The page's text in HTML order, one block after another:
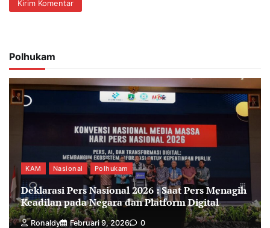
Polhukam
KAM Nasional Polhukam
Deklarasi Pers Nasional 2026 : Saat Pers Menagih
Keadilan pada Negara dan Platform Digital
Ronaldy Februari 9, 2026 0